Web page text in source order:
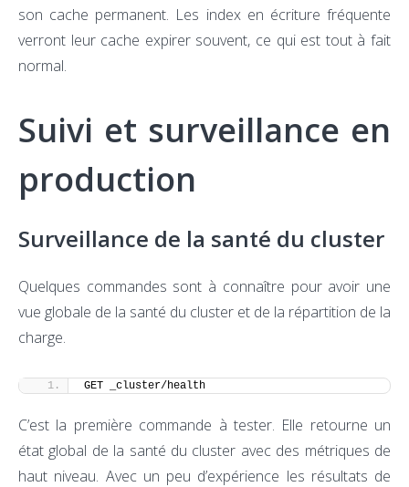
son cache permanent. Les index en écriture fréquente
verront leur cache expirer souvent, ce qui est tout à fait
normal.
Suivi et surveillance en
production
Surveillance de la santé du cluster
Quelques commandes sont à connaître pour avoir une
vue globale de la santé du cluster et de la répartition de la
charge.
GET _cluster/health
C’est la première commande à tester. Elle retourne un
état global de la santé du cluster avec des métriques de
haut niveau. Avec un peu d’expérience les résultats de